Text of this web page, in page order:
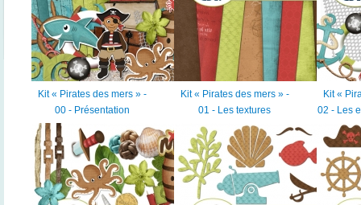
Kit « Pirates des mers » -
00 - Présentation
Kit « Pirates des mers » -
01 - Les textures
Kit «
02 - Les